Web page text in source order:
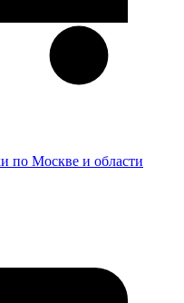
по Москве и области